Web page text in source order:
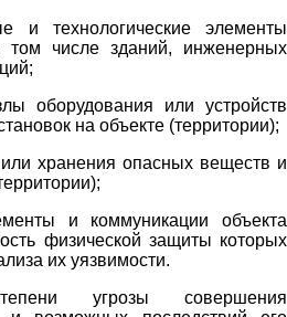
и технологические элементы
том числе зданий, инженерных
оборудования или устройств
на объекте (территории);
хранения опасных веществ и
и коммуникации объекта
физической защиты которых
их уязвимости.
угрозы совершения